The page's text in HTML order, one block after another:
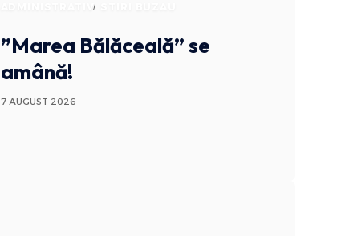
ADMINISTRATIV
”Marea Bălăceală” se
amână!
7 AUGUST 2026